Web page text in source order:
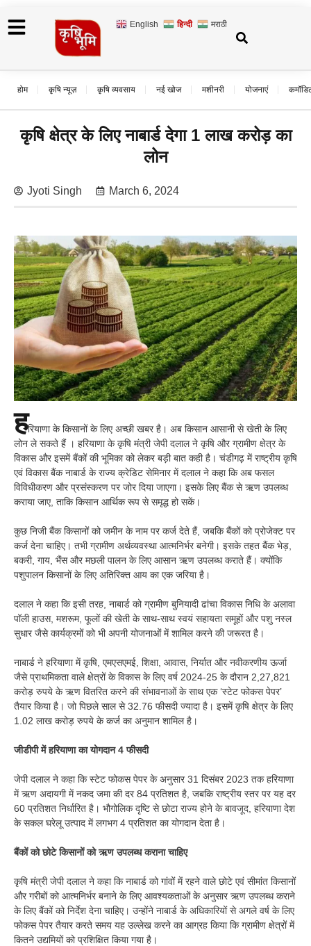
English हिन्दी मराठी
होम कृषि न्यूज़ कृषि व्यवसाय नई खोज मशीनरी योजनाएं
कृषि क्षेत्र के लिए नाबार्ड देगा 1 लाख करोड़ का
लोन
Jyoti Singh March 6, 2024
हरियाणा के किसानों के लिए अच्छी खबर है। अब किसान आसानी से खेती के लिए
लोन ले सकते हैं । हरियाणा के कृषि मंत्री जेपी दलाल ने कृषि और ग्रामीण क्षेत्र के
विकास और इसमें बैंकों की भूमिका को लेकर बड़ी बात कही है। चंडीगढ़ में राष्ट्रीय कृषि
एवं विकास बैंक नाबार्ड के राज्य क्रेडिट सेमिनार में दलाल ने कहा कि अब फसल
विविधीकरण और प्रसंस्करण पर जोर दिया जाएगा। इसके लिए बैंक से ऋण उपलब्ध
कराया जाए, ताकि किसान आर्थिक रूप से समृद्ध हो सकें।
कुछ निजी बैंक किसानों को जमीन के नाम पर कर्ज देते हैं, जबकि बैंकों को प्रोजेक्ट पर
कर्ज देना चाहिए। तभी ग्रामीण अर्थव्यवस्था आत्मनिर्भर बनेगी। इसके तहत बैंक भेड़,
बकरी, गाय, भैंस और मछली पालन के लिए आसान ऋण उपलब्ध कराते हैं। क्योंकि
पशुपालन किसानों के लिए अतिरिक्त आय का एक जरिया है।
दलाल ने कहा कि इसी तरह, नाबार्ड को ग्रामीण बुनियादी ढांचा विकास निधि के अलावा
पॉली हाउस, मशरूम, फूलों की खेती के साथ-साथ स्वयं सहायता समूहों और पशु नस्ल
सुधार जैसे कार्यक्रमों को भी अपनी योजनाओं में शामिल करने की जरूरत है।
नाबार्ड ने हरियाणा में कृषि, एमएसएमई, शिक्षा, आवास, निर्यात और नवीकरणीय ऊर्जा
जैसे प्राथमिकता वाले क्षेत्रों के विकास के लिए वर्ष 2024-25 के दौरान 2,27,821
करोड़ रुपये के ऋण वितरित करने की संभावनाओं के साथ एक ‘स्टेट फोकस पेपर’
तैयार किया है। जो पिछले साल से 32.76 फीसदी ज्यादा है। इसमें कृषि क्षेत्र के लिए
1.02 लाख करोड़ रुपये के कर्ज का अनुमान शामिल है।
जीडीपी में हरियाणा का योगदान 4 फीसदी
जेपी दलाल ने कहा कि स्टेट फोकस पेपर के अनुसार 31 दिसंबर 2023 तक हरियाणा
में ऋण अदायगी में नकद जमा की दर 84 प्रतिशत है, जबकि राष्ट्रीय स्तर पर यह दर
60 प्रतिशत निर्धारित है। भौगोलिक दृष्टि से छोटा राज्य होने के बावजूद, हरियाणा देश
के सकल घरेलू उत्पाद में लगभग 4 प्रतिशत का योगदान देता है।
बैंकों को छोटे किसानों को ऋण उपलब्ध कराना चाहिए
कृषि मंत्री जेपी दलाल ने कहा कि नाबार्ड को गांवों में रहने वाले छोटे एवं सीमांत किसानों
और गरीबों को आत्मनिर्भर बनाने के लिए आवश्यकताओं के अनुसार ऋण उपलब्ध कराने
के लिए बैंकों को निर्देश देना चाहिए। उन्होंने नाबार्ड के अधिकारियों से अगले वर्ष के लिए
फोकस पेपर तैयार करते समय यह उल्लेख करने का आग्रह किया कि ग्रामीण क्षेत्रों में
कितने उद्यमियों को प्रशिक्षित किया गया है।